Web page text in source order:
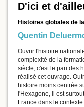
D'ici et
Histoires globales de
Quentin
Ouvrir l'histoire
complexité de la
siècle, c'est le pari des
réalisé cet ouvrage.
histoire moins centrée
l'Hexagone, il est
France dans le